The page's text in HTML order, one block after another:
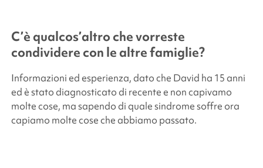
C’è qualcos’altro che vorreste
condividere con le altre famiglie?
Informazioni ed esperienza, dato che David ha 15 anni
ed è stato diagnosticato di recente e non capivamo
molte cose, ma sapendo di quale sindrome soffre ora
capiamo molte cose che abbiamo passato.